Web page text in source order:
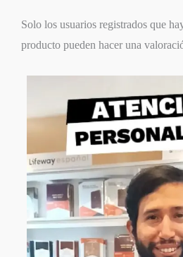
Solo los usuarios registrados que
producto pueden hacer una